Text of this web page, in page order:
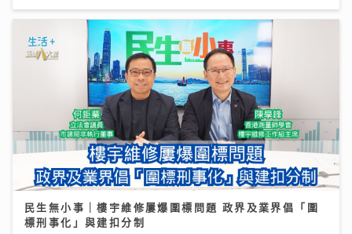
民生無小事｜樓宇維修屢爆圍標問題 政界及業界倡「圍
標刑事化」與建扣分制